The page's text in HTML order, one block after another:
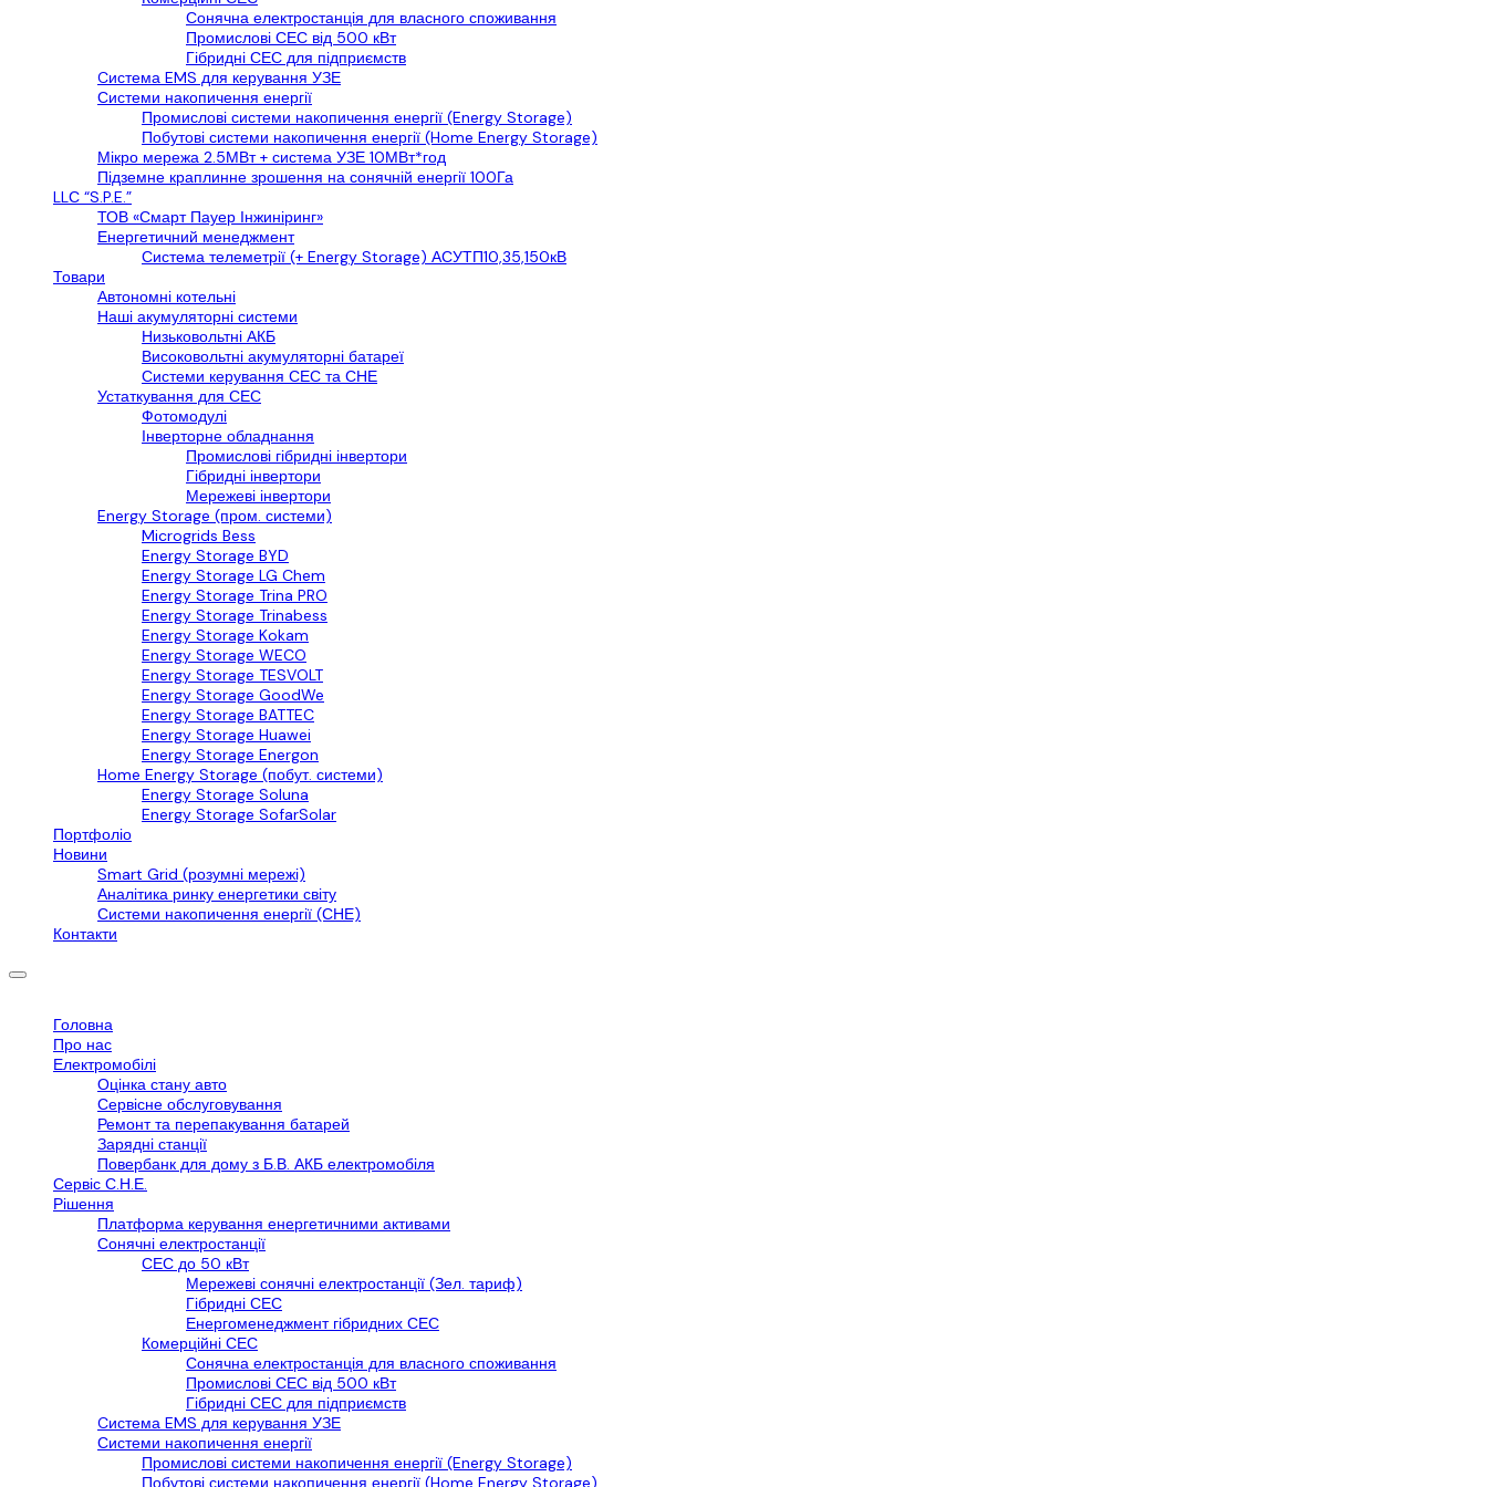
Сонячна електростанція для власного споживання
Промислові СЕС від 500 кВт
Гібридні СЕС для підприємств
Cистема EMS для керування УЗЕ
Системи накопичення енергії
Промислові системи накопичення енергії (Energy Storage)
Побутові системи накопичення енергії (Home Energy Storage)
Мікро мережа 2.5МВт + система УЗЕ 10МВт*год
Підземне краплинне зрошення на сонячній енергії 100Га
LLС “S.P.E.”
ТОВ «Смарт Пауер Інжиніринг»
Енергетичний менеджмент
Система телеметрії (+ Energy Storage) АСУТП10,35,150кВ
Товари
Автономні котельні
Наші акумуляторні системи
Низьковольтні АКБ
Високовольтні акумуляторні батареї
Системи керування СЕС та СНЕ
Устаткування для СЕС
Фотомодулі
Інверторне обладнання
Промислові гібридні інвертори
Гібридні інвертори
Мережеві інвертори
Energy Storage (пром. системи)
Microgrids Bess
Energy Storage BYD
Energy Storage LG Chem
Energy Storage Trina PRO
Energy Storage Trinabess
Energy Storage Kokam
Energy Storage WECO
Energy Storage TESVOLT
Energy Storage GoodWe
Energy Storage BATTEC
Energy Storage Huawei
Energy Storage Energon
Home Energy Storage (побут. системи)
Energy Storage Soluna
Energy Storage SofarSolar
Портфоліо
Новини
Smart Grid (розумні мережі)
Аналітика ринку енергетики світу
Системи накопичення енергії (СНЕ)
Контакти
Головна
Про нас
Електромобілі
Оцінка стану авто
Сервісне обслуговування
Ремонт та перепакування батарей
Зарядні станції
Повербанк для дому з Б.В. АКБ електромобіля
Сервіс С.Н.Е.
Рішення
Платформа керування енергетичними активами
Сонячні електростанції
СЕС до 50 кВт
Мережеві сонячні електростанції (Зел. тариф)
Гібридні СЕС
Енергоменеджмент гібридних СЕС
Комерційні СЕС
Сонячна електростанція для власного споживання
Промислові СЕС від 500 кВт
Гібридні СЕС для підприємств
Cистема EMS для керування УЗЕ
Системи накопичення енергії
Промислові системи накопичення енергії (Energy Storage)
Побутові системи накопичення енергії (Home Energy Storage)